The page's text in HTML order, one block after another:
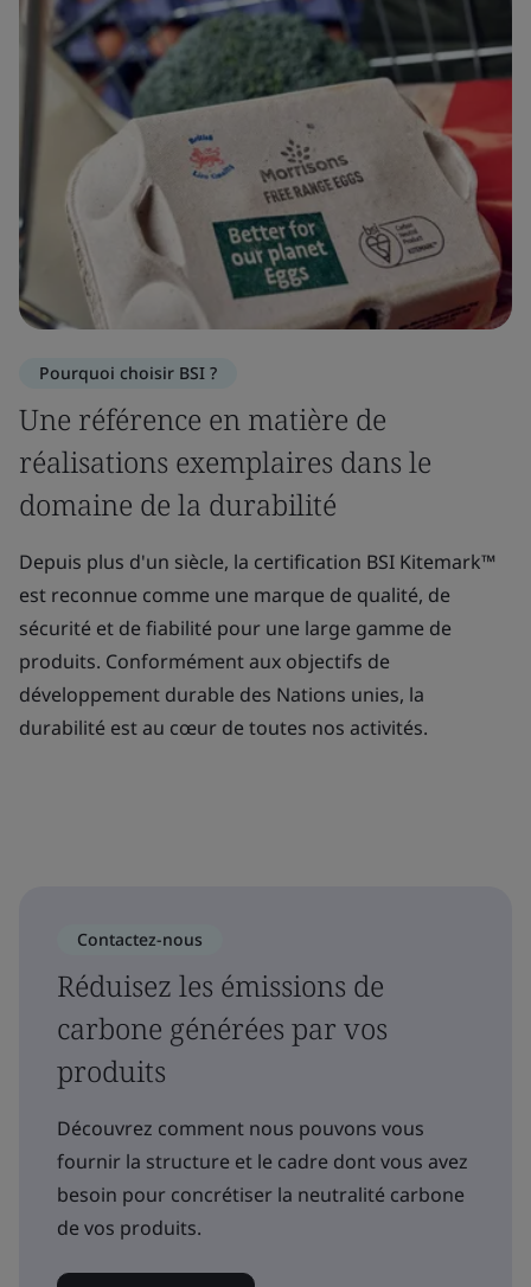
Pourquoi choisir BSI ?
Une référence en matière de
réalisations exemplaires dans le
domaine de la durabilité
Depuis plus d'un siècle, la certification BSI Kitemark™
est reconnue comme une marque de qualité, de
sécurité et de fiabilité pour une large gamme de
produits. Conformément aux objectifs de
développement durable des Nations unies, la
durabilité est au cœur de toutes nos activités.
Contactez-nous
Réduisez les émissions de
carbone générées par vos
produits
Découvrez comment nous pouvons vous
fournir la structure et le cadre dont vous avez
besoin pour concrétiser la neutralité carbone
de vos produits.